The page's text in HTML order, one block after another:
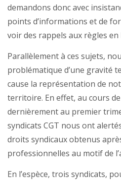
demandons donc avec
points d’informations et de
voir des rappels aux règles en
Parallèlement à ces sujets,
problématique d’une gravité
cause la représentation de
territoire. En effet, au cours de
dernièrement au premier
syndicats CGT nous ont
droits syndicaux obtenus
professionnelles au motif de
En l’espèce, trois syndicats,